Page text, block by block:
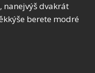
nanejvýš dvakrát
berete modré